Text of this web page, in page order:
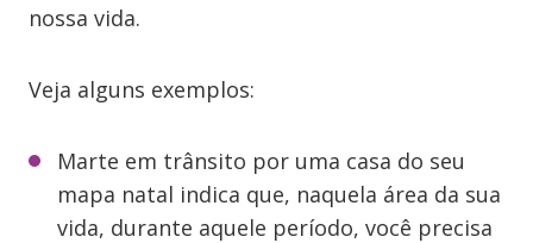
nossa vida.
Veja alguns exemplos:
Marte em trânsito por uma casa do seu
mapa natal indica que, naquela área da sua
vida, durante aquele período, você precisa